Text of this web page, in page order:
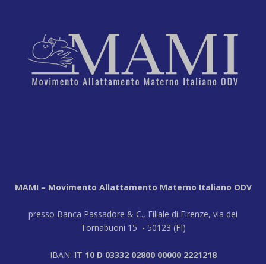
MAMI – Movimento Allattamento Materno Italiano ODV
presso Banca Passadore & C., Filiale di Firenze, via dei
Tornabuoni 15 - 50123 (FI)
IBAN: IT 10 D 03332 02800 00000 2221218